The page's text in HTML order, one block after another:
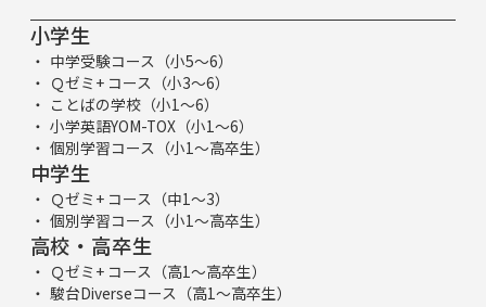
小学生
中学受験コース（小5～6）
Ｑゼミ+ コース（小3～6）
ことばの学校（小1～6）
小学英語YOM-TOX（小1～6）
個別学習コース（小1～高卒生）
中学生
Ｑゼミ+ コース（中1～3）
個別学習コース（小1～高卒生）
高校・高卒生
Ｑゼミ+ コース（高1～高卒生）
駿台Diverseコース（高1～高卒生）